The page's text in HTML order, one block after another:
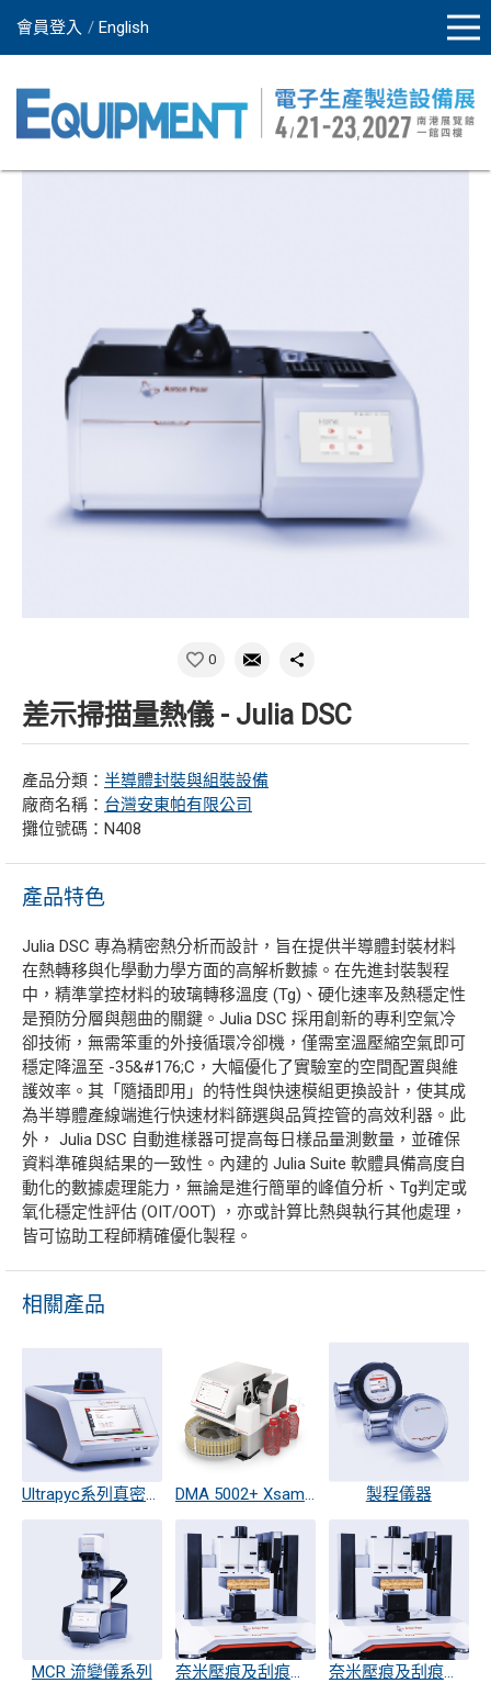
會員登入 English
0
差示掃描量熱儀 - Julia DSC
產品分類： 半導體封裝與組裝設備
廠商名稱： 台灣安東帕有限公司
攤位號碼：N408
產品特色
Julia DSC 專為精密熱分析而設計，旨在提供半導體封裝材料
在熱轉移與化學動力學方面的高解析數據。在先進封裝製程
中，精準掌控材料的玻璃轉移溫度 (Tg)、硬化速率及熱穩定性
是預防分層與翹曲的關鍵。Julia DSC 採用創新的專利空氣冷
卻技術，無需笨重的外接循環冷卻機，僅需室溫壓縮空氣即可
穩定降溫至 -35&#176;C，大幅優化了實驗室的空間配置與維
護效率。其「隨插即用」的特性與快速模組更換設計，使其成
為半導體產線端進行快速材料篩選與品質控管的高效利器。此
外， Julia DSC 自動進樣器可提高每日樣品量測數量，並確保
資料準確與結果的一致性。內建的 Julia Suite 軟體具備高度自
動化的數據處理能力，無論是進行簡單的峰值分析、Tg判定或
氧化穩定性評估 (OIT/OOT) ，亦或計算比熱與執行其他處理，
皆可協助工程師精確優化製程。
相關產品
Ultrapyc系列真密度分析儀 DMA 5002+ Xsample 5200密度分析儀 製程儀器
MCR 流變儀系列 奈米壓痕及刮痕測量儀-UNHT3 奈米壓痕及刮痕測量儀-UNHT3